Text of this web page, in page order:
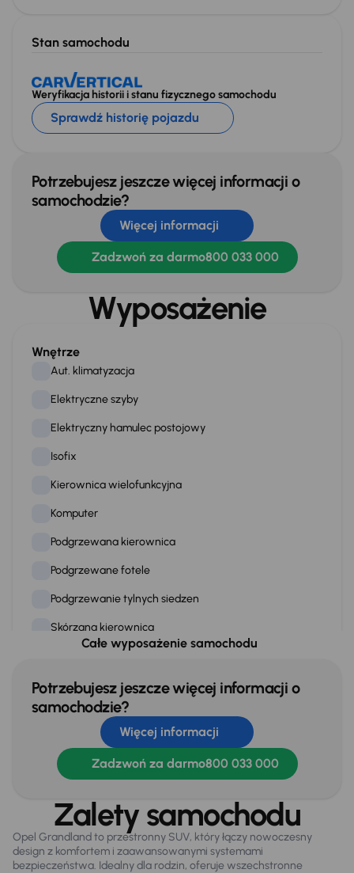
Stan samochodu
Weryfikacja historii i stanu fizycznego samochodu
Sprawdź historię pojazdu
Potrzebujesz jeszcze więcej informacji o
samochodzie?
Więcej informacji
Zadzwoń za darmo800 033 000
Wyposażenie
Wnętrze
Aut. klimatyzacja
Elektryczne szyby
Elektryczny hamulec postojowy
Isofix
Kierownica wielofunkcyjna
Komputer
Podgrzewana kierownica
Podgrzewane fotele
Podgrzewanie tylnych siedzen
Skórzana kierownica
Stop Start systém
Tempomat
WSP. KIEROWNICY
Zamek centralny
Na zewnątrz
Alufelgi
Całe wyposażenie samochodu
Potrzebujesz jeszcze więcej informacji o
samochodzie?
Więcej informacji
Zadzwoń za darmo800 033 000
Zalety samochodu
Opel Grandland to przestronny SUV, który łączy nowoczesny
design z komfortem i zaawansowanymi systemami
bezpieczeństwa. Idealny dla rodzin, oferuje wszechstronne